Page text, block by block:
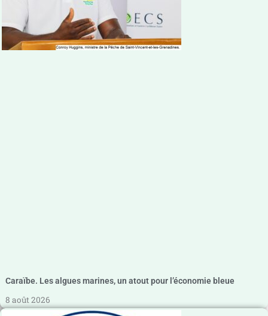
Caraïbe. Les algues marines, un atout pour l’économie bleue
8 août 2026